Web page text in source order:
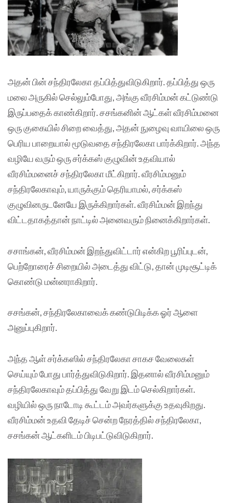
அதன் பின் சந்திரலேகா தப்பித்துவிடுகிறார். தப்பித்து ஒரு
மலை அருகில் செல்லும்போது, அங்கு வீரசிம்மன் கட்டுண்டு
இருப்பதைக் காண்கிறார். சசங்கனின் ஆட்கள் வீரசிம்மனை
ஒரு குகையில் சிறை வைத்து, அதன் நுழைவு வாயிலை ஒரு
பெரிய பாறையால் மூடுவதை சந்திரலேகா பார்க்கிறார். அந்த
வழியே வரும் ஒரு சர்க்கஸ் குழுவின் உதவியால்
வீரசிம்மனைச் சந்திரலேகா மீட்கிறார். வீரசிம்மனும்
சந்திரலேகாவும், யாருக்கும் தெரியாமல், சர்க்கஸ்
குழுவினருடனேயே இருக்கிறார்கள். வீரசிம்மன் இறந்து
விட்டதாகத்தான் நாட்டில் அனைவரும் நினைக்கிறார்கள்.
சசாங்கன், வீரசிம்மன் இறந்துவிட்டார் என்கிற பூரிப்புடன்,
பெற்றோரைச் சிறையில் அடைத்து விட்டு, தான் முடிசூட்டிக்
கொண்டு மன்னராகிறார்.
சசங்கன், சந்திரலேகாவைக் கண்டுபிடிக்க ஓர் ஆளை
அனுப்புகிறார்.
அந்த ஆள் சர்க்கஸில் சந்திரலேகா சாகச வேலைகள்
செய்யும் போது பார்த்துவிடுகிறார். இதனால் வீரசிம்மனும்
சந்திரலேகாவும் தப்பித்து வேறு இடம் செல்கிறார்கள்.
வழியில் ஒரு நாடோடி கூட்டம் அவர்களுக்கு உதவுகிறது.
வீரசிம்மன் உதவி தேடிச் சென்ற நேரத்தில் சந்திரலேகா,
சசங்கன் ஆட்களிடம் பிடிபட்டுவிடுகிறார்.